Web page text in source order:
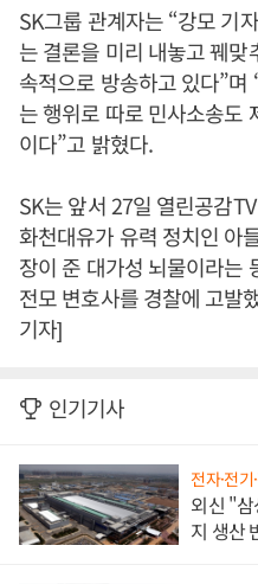
SK그룹 관계자는 “강모 기
는 결론을 미리 내놓고 꿰
속적으로 방송하고 있다”
는 행위로 따로 민사소송도
이다”고 밝혔다.
SK는 앞서 27일 열린공감
화천대유가 유력 정치인 아
장이 준 대가성 뇌물이라는
전모 변호사를 경찰에 고발
기자]
인기기사
전자·전기
외신 "삼
지 생산